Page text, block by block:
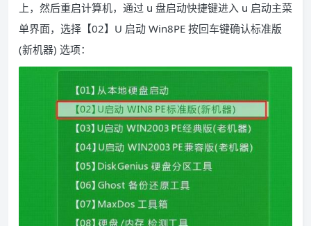
上，然后重启计算机，通过 u 盘启动快捷键进入 u 启动主菜
单界面，选择【02】U 启动 Win8PE 按回车键确认标准版
(新机器) 选项：